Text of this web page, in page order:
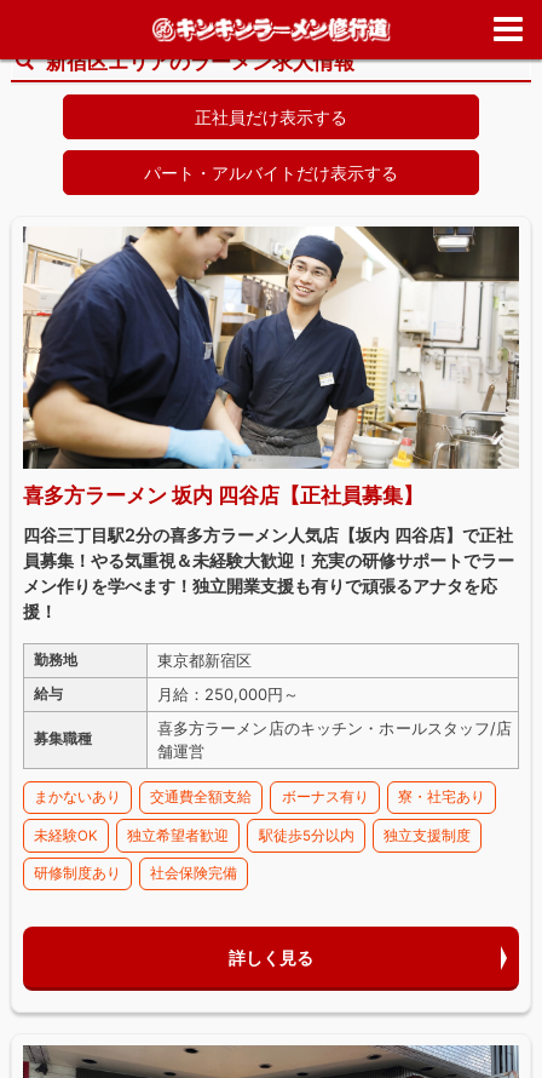
求人情報>東京都>新宿区
新宿区エリアのラーメン求人情報
正社員だけ表示する
パート・アルバイトだけ表示する
喜多方ラーメン 坂内 四谷店【正社員募集】
四谷三丁目駅2分の喜多方ラーメン人気店【坂内 四谷店】で正社
員募集！やる気重視＆未経験大歓迎！充実の研修サポートでラー
メン作りを学べます！独立開業支援も有りで頑張るアナタを応
援！
勤務地 東京都新宿区
給与 月給：250,000円～
募集職種
喜多方ラーメン店のキッチン・ホールスタッフ/店
舗運営
まかないあり 交通費全額支給 ボーナス有り 寮・社宅あり
未経験OK 独立希望者歓迎 駅徒歩5分以内 独立支援制度
研修制度あり 社会保険完備
詳しく見る